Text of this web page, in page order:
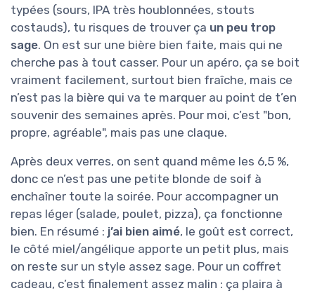
typées (sours, IPA très houblonnées, stouts
costauds), tu risques de trouver ça un peu trop
sage. On est sur une bière bien faite, mais qui ne
cherche pas à tout casser. Pour un apéro, ça se boit
vraiment facilement, surtout bien fraîche, mais ce
n’est pas la bière qui va te marquer au point de t’en
souvenir des semaines après. Pour moi, c’est "bon,
propre, agréable", mais pas une claque.
Après deux verres, on sent quand même les 6,5 %,
donc ce n’est pas une petite blonde de soif à
enchaîner toute la soirée. Pour accompagner un
repas léger (salade, poulet, pizza), ça fonctionne
bien. En résumé : j’ai bien aimé, le goût est correct,
le côté miel/angélique apporte un petit plus, mais
on reste sur un style assez sage. Pour un coffret
cadeau, c’est finalement assez malin : ça plaira à